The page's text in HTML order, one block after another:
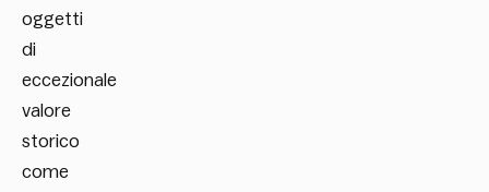
oggetti
di
eccezionale
valore
storico
come